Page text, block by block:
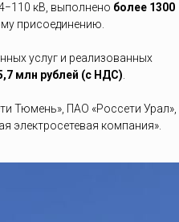
кВ, выполнено более 1300
присоединению.
услуг и реализованных
млн рублей (с НДС)
Тюмень», ПАО «Россети Урал»,
электросетевая компания».